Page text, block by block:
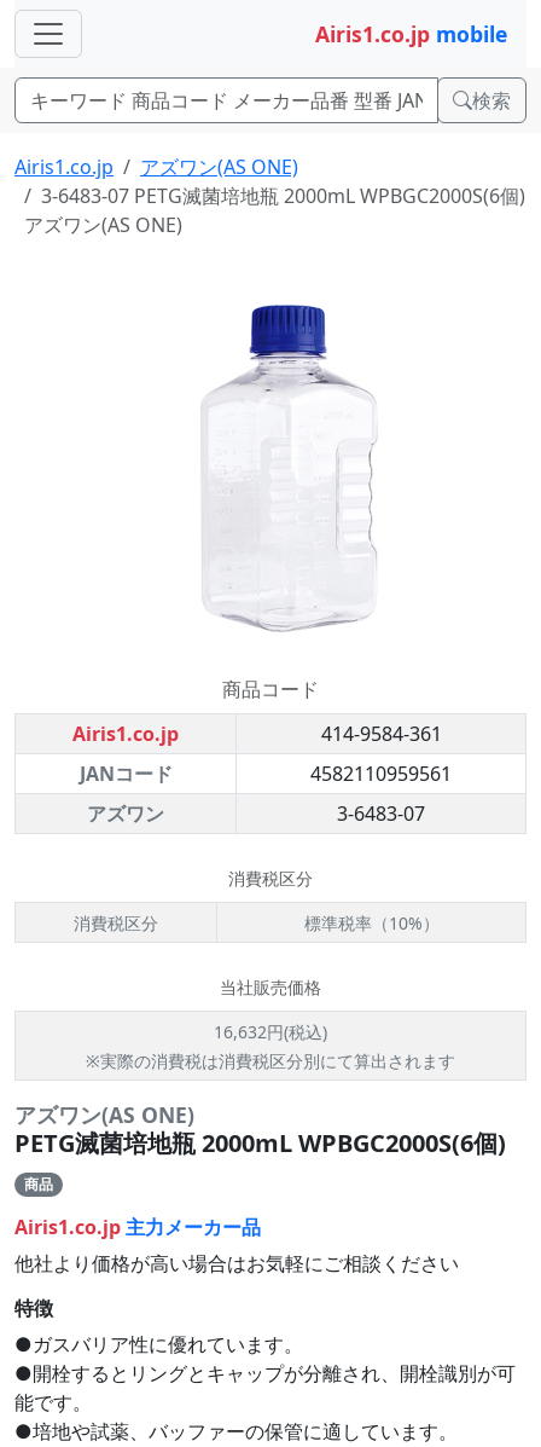
Airis1.co.jp mobile
検索
Airis1.co.jp
アズワン(AS ONE)
3-6483-07 PETG滅菌培地瓶 2000mL WPBGC2000S(6個)
アズワン(AS ONE)
商品コード
Airis1.co.jp
414-9584-361
JANコード
4582110959561
アズワン
3-6483-07
消費税区分
消費税区分
標準税率（10%）
当社販売価格
16,632円(税込)
※実際の消費税は消費税区分別にて算出されます
アズワン(AS ONE)
PETG滅菌培地瓶 2000mL WPBGC2000S(6個)
商品
Airis1.co.jp主力メーカー品
他社より価格が高い場合はお気軽にご相談ください
特徴
●ガスバリア性に優れています。
●開栓するとリングとキャップが分離され、開栓識別が可
能です。
●培地や試薬、バッファーの保管に適しています。